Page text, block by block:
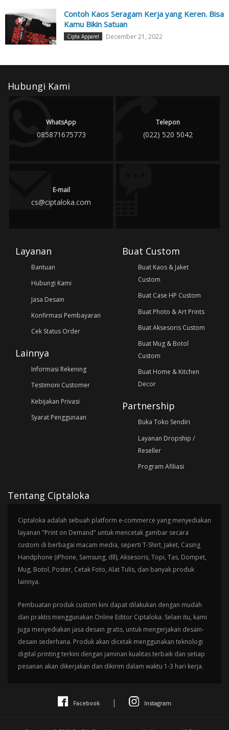
Contoh Kaos Seragam Kerja yang Keren. Bisa
Kamu Bikin Satuan
Cipta Apparel December 21, 2022
Hubungi Kami
WhatsApp
085871675773
Telepon
(022) 520 5042
E-mail
cs@ciptaloka.com
Layanan
Bantuan
Hubungi Kami
Jasa Desain
Konfirmasi Pembayaran
Cek Status Order
Lainnya
Informasi Rekening
Testimoni Customer
Kebijakan Privasi
Syarat Penggunaan
Buat Custom
Buat Kaos & Jaket
Custom
Buat Case HP Custom
Buat Photo & Art Prints
Buat Aksesoris Custom
Buat Mug & Botol
Custom
Buat Home & Kitchen
Decor
Partnership
Buka Toko Sendiri
Layanan Dropship /
Reseller
Program Afiliasi
Tentang Ciptaloka
Ciptaloka adalah sebuah platform e-commerce yang menyediakan
layanan "Print on Demand" untuk mencetak gambar secara
custom di berbagai macam media, seperti T-Shirt, Jaket, Casing
Handphone (iPhone, Samsung, dll), Aksesoris, Topi, Tas, Dompet,
Mug, Botol, Poster, Cetak Foto, Alat Tulis, dan banyak produk
lainnya.
Pembuatan produk custom kini dapat dilakukan dengan mudah
dan praktis menggunakan Online Editor Ciptaloka. Selain itu, kami
juga menyediakan jasa desain gratis, untuk mengerjakan desain-
desain sederhana. Produk akan dicetak menggunakan teknologi
digital printing terkini dengan jaminan kualitas terbaik dan setiap
pesanan akan dikerjakan dan dikirim dalam waktu 1-3 hari kerja.
Facebook | Instagram